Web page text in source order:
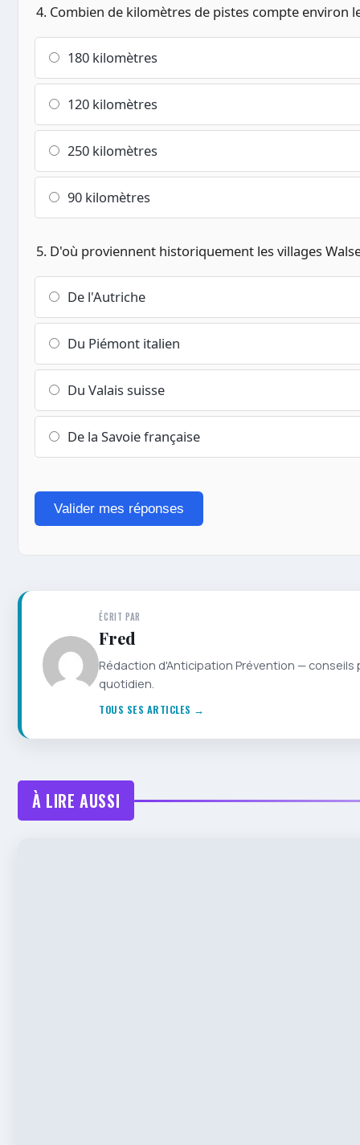
4. Combien de kilomètres de pistes compte environ
180 kilomètres
120 kilomètres
250 kilomètres
90 kilomètres
5. D'où proviennent historiquement les villages
De l'Autriche
Du Piémont italien
Du Valais suisse
De la Savoie française
Valider mes réponses
ÉCRIT PAR
Fred
Rédaction d'Anticipation Prévention —
quotidien.
TOUS SES ARTICLES →
À LIRE AUSSI